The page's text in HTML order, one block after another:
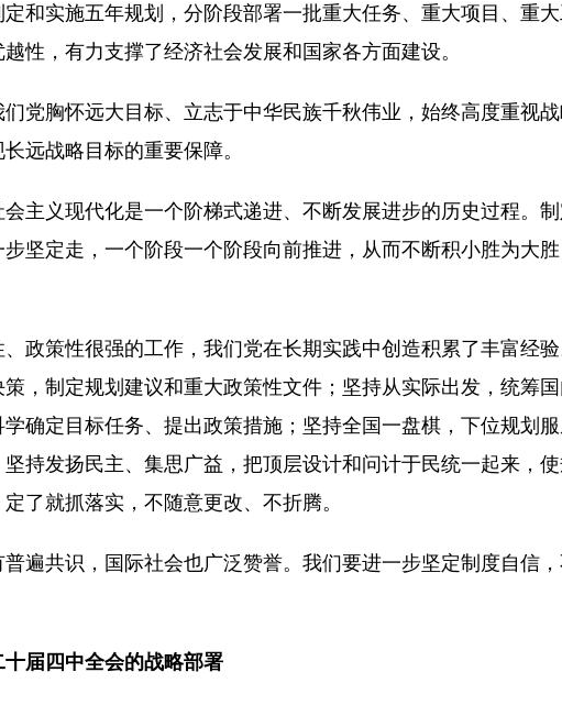
实施五年规划，分阶段部署一批重大任务、重大项目、重
性，有力支撑了经济社会发展和国家各方面建设。
胸怀远大目标、立志于中华民族千秋伟业，始终高度重视
远战略目标的重要保障。
义现代化是一个阶梯式递进、不断发展进步的历史过程。
坚定走，一个阶段一个阶段向前推进，从而不断积小胜为大
策性很强的工作，我们党在长期实践中创造积累了丰富经
，制定规划建议和重大政策性文件；坚持从实际出发，统筹国
确定目标任务、提出政策措施；坚持全国一盘棋，下位规划
持发扬民主、集思广益，把顶层设计和问计于民统一起来，
了就抓落实，不随意更改、不折腾。
共识，国际社会也广泛赞誉。我们要进一步坚定制度自信
届四中全会的战略部署